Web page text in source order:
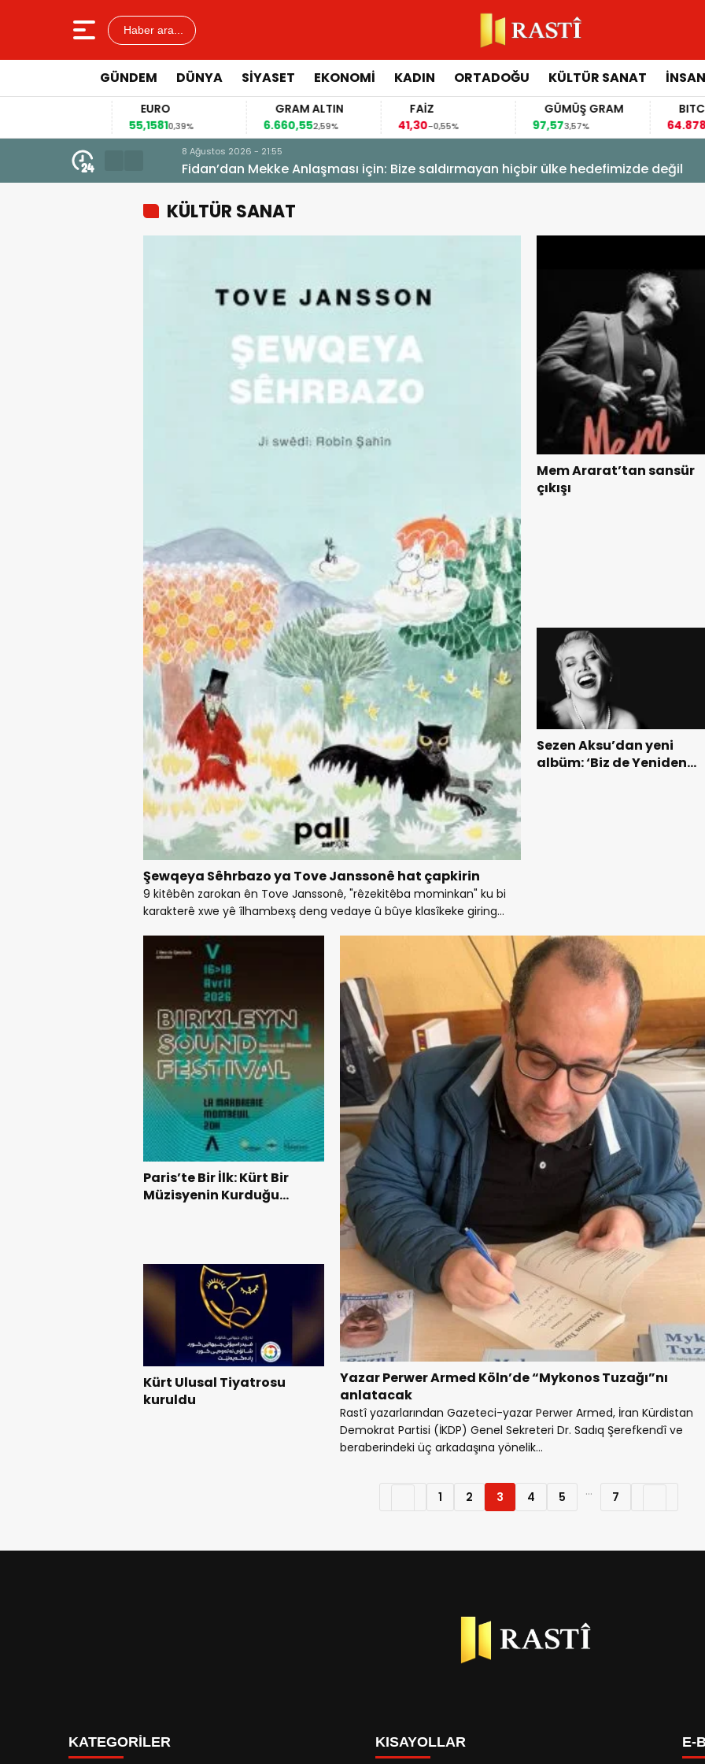
Haber ara...
GÜNDEM DÜNYA SİYASET EKONOMİ KADIN ORTADOĞU KÜLTÜR SANAT
0,39%
GRAM ALTIN
2,59% -0,55%
GÜMÜŞ GRAM
3,57%
64.878,00-0,24%
8 Ağustos 2026 - 21:55
Fidan’dan Mekke Anlaşması için: Bize saldırmayan hiçbir ülke hedefimizde değil
KÜLTÜR SANAT
Şewqeya Sêhrbazo ya Tove Janssonê hat çapkirin
9 kitêbên zarokan ên Tove Janssonê, "rêzekitêba mominkan" ku bi
karakterê xwe yê îlhambexş deng vedaye û bûye klasîkeke giring...
Mem Ararat’tan sansür
çıkışı
Sezen Aksu’dan yeni
albüm: ‘Biz de Yeniden
Paris’te Bir İlk: Kürt Bir
Müzisyenin Kurduğu
Yazar Perwer Armed Köln’de “Mykonos Tuzağı”nı
anlatacak
Rastî yazarlarından Gazeteci-yazar Perwer Armed, İran Kürdistan
Demokrat Partisi (İKDP) Genel Sekreteri Dr. Sadıq Şerefkendî ve
beraberindeki üç arkadaşına yönelik...
Kürt Ulusal Tiyatrosu
kuruldu
1 2 3 4 5 ... 7
KATEGORİLER KISAYOLLAR E-